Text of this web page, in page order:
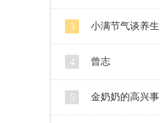
3 小满节气谈养生
4 曾志
5 金奶奶的高兴事